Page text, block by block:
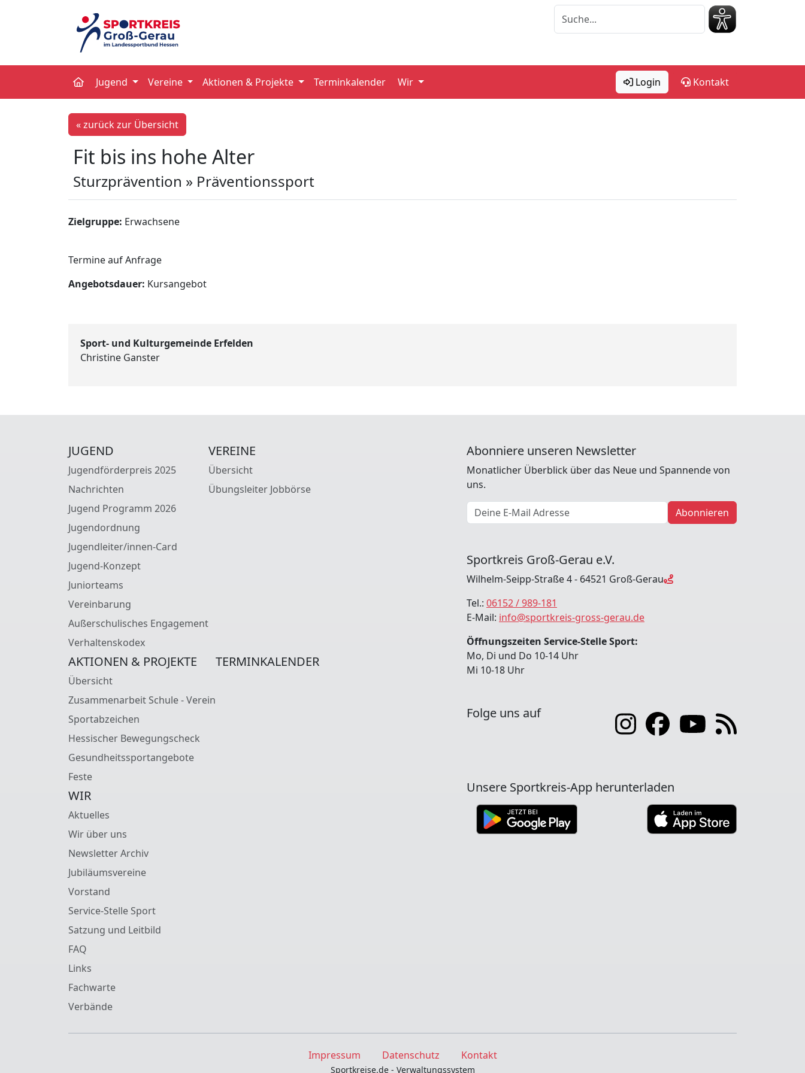
Jugend Vereine Aktionen & Projekte Terminkalender Wir Login Kontakt
« zurück zur Übersicht
Fit bis ins hohe Alter
Sturzprävention » Präventionssport
Zielgruppe: Erwachsene
Termine auf Anfrage
Angebotsdauer: Kursangebot
Sport- und Kulturgemeinde Erfelden
Christine Ganster
JUGEND
Jugendförderpreis 2025
Nachrichten
Jugend Programm 2026
Jugendordnung
Jugendleiter/innen-Card
Jugend-Konzept
Juniorteams
Vereinbarung
Außerschulisches Engagement
Verhaltenskodex
VEREINE
Übersicht
Übungsleiter Jobbörse
AKTIONEN & PROJEKTE
Übersicht
Zusammenarbeit Schule - Verein
Sportabzeichen
Hessischer Bewegungscheck
Gesundheitssportangebote
Feste
TERMINKALENDER
WIR
Aktuelles
Wir über uns
Newsletter Archiv
Jubiläumsvereine
Vorstand
Service-Stelle Sport
Satzung und Leitbild
FAQ
Links
Fachwarte
Verbände
Abonniere unseren Newsletter
Monatlicher Überblick über das Neue und Spannende von
uns.
E-Mail Adresse
Abonnieren
Sportkreis Groß-Gerau e.V.
Wilhelm-Seipp-Straße 4 - 64521 Groß-Gerau
Tel.: 06152 / 989-181
E-Mail: info@sportkreis-gross-gerau.de
Öffnungszeiten Service-Stelle Sport:
Mo, Di und Do 10-14 Uhr
Mi 10-18 Uhr
Folge uns auf
Unsere Sportkreis-App herunterladen
Impressum Datenschutz Kontakt
Sportkreise.de - Verwaltungssystem